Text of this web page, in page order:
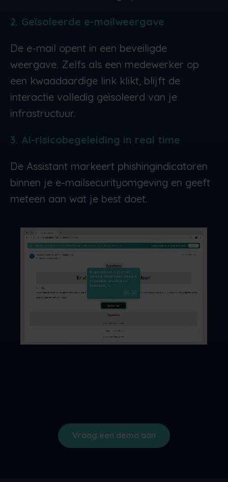
2. Geïsoleerde e-mailweergave
De e-mail opent in een beveiligde
weergave. Zelfs als een medewerker op
een kwaadaardige link klikt, blijft de
interactie volledig geïsoleerd van je
infrastructuur.
3. AI-risicobegeleiding in real time
De Assistant markeert phishingindicatoren
binnen je e-mailsecurityomgeving en geeft
meteen aan wat je best doet.
Vraag een demo aan